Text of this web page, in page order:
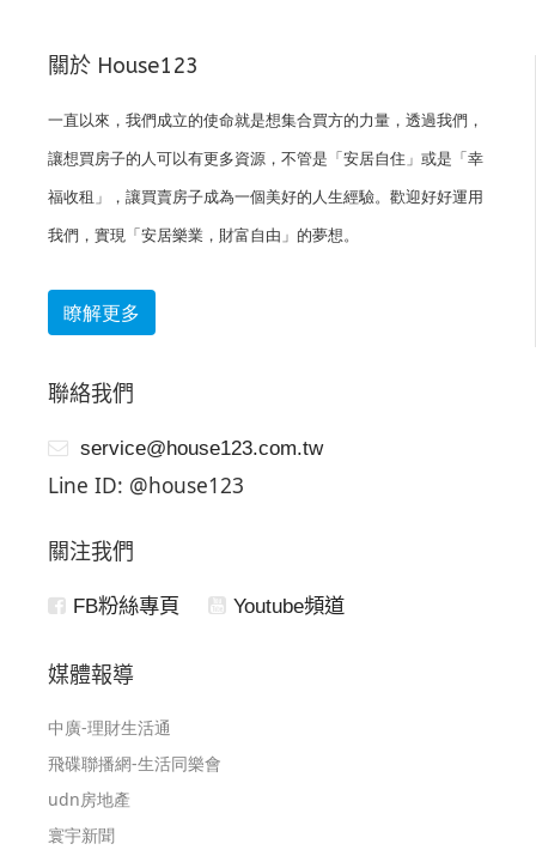
關於 House123
一直以來，我們成立的使命就是想集合買方的力量，透過我們，
讓想買房子的人可以有更多資源，不管是「安居自住」或是「幸
福收租」，讓買賣房子成為一個美好的人生經驗。歡迎好好運用
我們，實現「安居樂業，財富自由」的夢想。
瞭解更多
聯絡我們
service@house123.com.tw
Line ID: @house123
關注我們
FB粉絲專頁 Youtube頻道
媒體報導
中廣-理財生活通
飛碟聯播網-生活同樂會
udn房地產
寰宇新聞